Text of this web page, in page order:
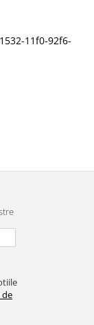
11f0-92f6-
de